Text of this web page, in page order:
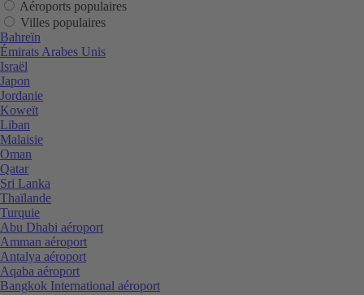
Aéroports populaires
Villes populaires
Bahreïn
Émirats Arabes Unis
Israël
Japon
Jordanie
Koweït
Liban
Malaisie
Oman
Qatar
Sri Lanka
Thaïlande
Turquie
Abu Dhabi aéroport
Amman aéroport
Antalya aéroport
Aqaba aéroport
Bangkok International aéroport